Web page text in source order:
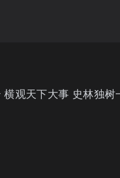
横观天下大事 史林独树